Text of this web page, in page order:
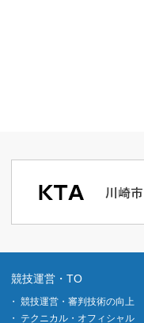
競技運営・TO
競技運営・審判技術の向上
テクニカル・オフィシャル